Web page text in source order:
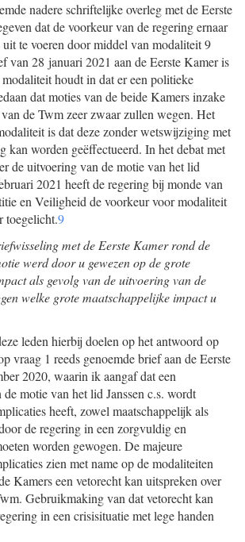
nadere schriftelijke overleg met de Eerste
dat de voorkeur van de regering ernaar
te voeren door middel van modaliteit 9
van 28 januari 2021 aan de Eerste Kamer is
houdt in dat er een politieke
dat moties van de beide Kamers inzake
de Twm zeer zwaar zullen wegen. Het
is dat deze zonder wetswijziging met
kan worden geëffectueerd. In het debat met
de uitvoering van de motie van het lid
2021 heeft de regering bij monde van
en Veiligheid de voorkeur voor modaliteit
toegelicht.9
met de Eerste Kamer rond de
werd door u gewezen op de grote
als gevolg van de uitvoering van de
welke grote maatschappelijke impact u
leden hierbij doelen op het antwoord op
vraag 1 reeds genoemde brief aan de Eerste
2020, waarin ik aangaf dat een
motie van het lid Janssen c.s. wordt
heeft, zowel maatschappelijk als
de regering in een zorgvuldig en
worden gewogen. De majeure
zien met name op de modaliteiten
Kamers een vetorecht kan uitspreken over
Gebruikmaking van dat vetorecht kan
in een crisisituatie met lege handen